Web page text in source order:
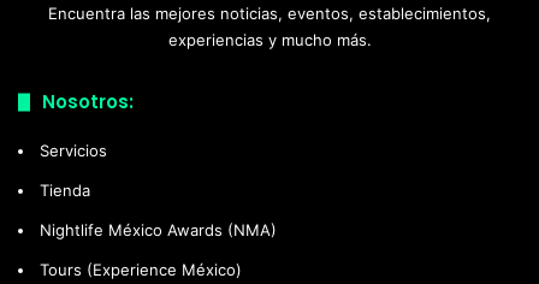
Encuentra las mejores noticias, eventos, establecimientos,
experiencias y mucho más.
Nosotros:
Servicios
Tienda
Nightlife México Awards (NMA)
Tours (Experience México)